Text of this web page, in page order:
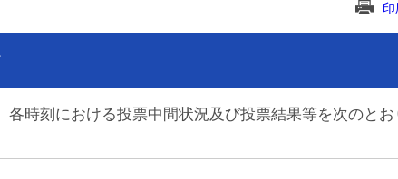
印
時刻における投票中間状況及び投票結果等を次のとお